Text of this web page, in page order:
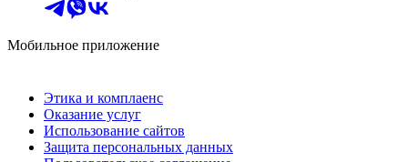
Мобильное приложение
Этика и комплаенс
Оказание услуг
Использование сайтов
Защита персональных данных